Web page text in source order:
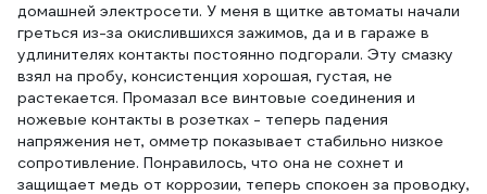
домашней электросети. У меня в щитке автоматы начали
греться из-за окислившихся зажимов, да и в гараже в
удлинителях контакты постоянно подгорали. Эту смазку
взял на пробу, консистенция хорошая, густая, не
растекается. Промазал все винтовые соединения и
ножевые контакты в розетках - теперь падения
напряжения нет, омметр показывает стабильно низкое
сопротивление. Понравилось, что она не сохнет и
защищает медь от коррозии, теперь спокоен за проводку,